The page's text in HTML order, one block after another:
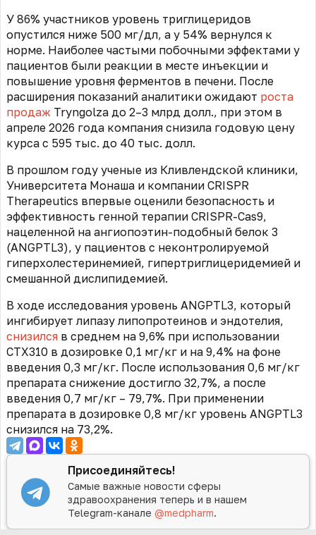
У 86% участников уровень триглицеридов
опустился ниже 500 мг/дл, а у 54% вернулся к
норме. Наиболее частыми побочными эффектами у
пациентов были реакции в месте инъекции и
повышение уровня ферментов в печени. После
расширения показаний аналитики ожидают роста
продаж Tryngolza до 2–3 млрд долл., при этом в
апреле 2026 года компания снизила годовую цену
курса с 595 тыс. до 40 тыс. долл.
В прошлом году ученые из Кливлендской клиники,
Университета Монаша и компании CRISPR
Therapeutics впервые оценили безопасность и
эффективность генной терапии CRISPR-Cas9,
нацеленной на ангиопоэтин-подобный белок 3
(ANGPTL3), у пациентов с неконтролируемой
гиперхолестеринемией, гипертриглицеридемией и
смешанной дислипидемией.
В ходе исследования уровень ANGPTL3, который
ингибирует липазу липопротеинов и эндотелия,
снизился в среднем на 9,6% при использовании
CTX310 в дозировке 0,1 мг/кг и на 9,4% на фоне
введения 0,3 мг/кг. После использования 0,6 мг/кг
препарата снижение достигло 32,7%, а после
введения 0,7 мг/кг – 79,7%. При применении
препарата в дозировке 0,8 мг/кг уровень ANGPTL3
снизился на 73,2%.
Присоединяйтесь!
Самые важные новости сферы
здравоохранения теперь и в нашем
Telegram-канале@medpharm.